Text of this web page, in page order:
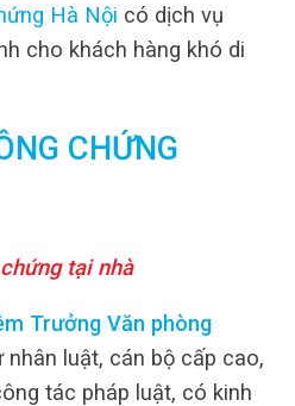
Hà Nội có dịch vụ
cho khách hàng khó di
CHỨNG
tại nhà
Trưởng Văn phòng
nhân luật, cán bộ cấp cao,
tác pháp luật, có kinh